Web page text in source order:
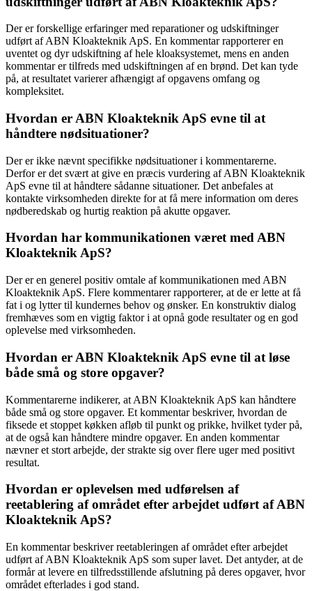
Der er forskellige erfaringer med reparationer og udskiftninger
udført af ABN Kloakteknik ApS. En kommentar rapporterer en
uventet og dyr udskiftning af hele kloaksystemet, mens en anden
kommentar er tilfreds med udskiftningen af en brønd. Det kan tyde
på, at resultatet varierer afhængigt af opgavens omfang og
kompleksitet.
Hvordan er ABN Kloakteknik ApS evne til at
håndtere nødsituationer?
Der er ikke nævnt specifikke nødsituationer i kommentarerne.
Derfor er det svært at give en præcis vurdering af ABN Kloakteknik
ApS evne til at håndtere sådanne situationer. Det anbefales at
kontakte virksomheden direkte for at få mere information om deres
nødberedskab og hurtig reaktion på akutte opgaver.
Hvordan har kommunikationen været med ABN
Kloakteknik ApS?
Der er en generel positiv omtale af kommunikationen med ABN
Kloakteknik ApS. Flere kommentarer rapporterer, at de er lette at få
fat i og lytter til kundernes behov og ønsker. En konstruktiv dialog
fremhæves som en vigtig faktor i at opnå gode resultater og en god
oplevelse med virksomheden.
Hvordan er ABN Kloakteknik ApS evne til at løse
både små og store opgaver?
Kommentarerne indikerer, at ABN Kloakteknik ApS kan håndtere
både små og store opgaver. Et kommentar beskriver, hvordan de
fiksede et stoppet køkken afløb til punkt og prikke, hvilket tyder på,
at de også kan håndtere mindre opgaver. En anden kommentar
nævner et stort arbejde, der strakte sig over flere uger med positivt
resultat.
Hvordan er oplevelsen med udførelsen af
reetablering af området efter arbejdet udført af ABN
Kloakteknik ApS?
En kommentar beskriver reetableringen af området efter arbejdet
udført af ABN Kloakteknik ApS som super lavet. Det antyder, at de
formår at levere en tilfredsstillende afslutning på deres opgaver, hvor
området efterlades i god stand.